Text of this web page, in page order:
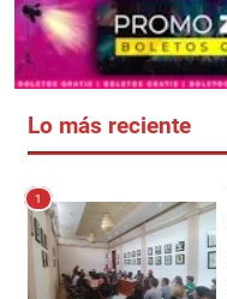
Lo más reciente
1